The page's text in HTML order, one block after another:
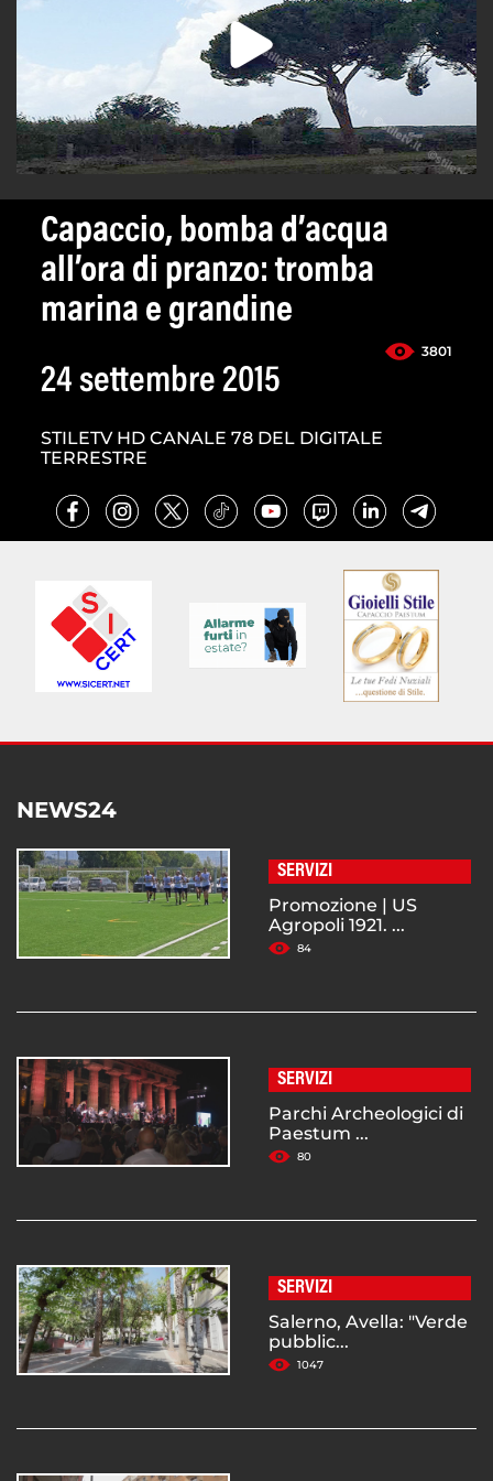
Capaccio, bomba d’acqua
all’ora di pranzo: tromba
marina e grandine
3801
24 settembre 2015
STILETV HD CANALE 78 DEL DIGITALE
TERRESTRE
NEWS24
SERVIZI
Promozione | US
Agropoli 1921. ...
84
SERVIZI
Parchi Archeologici di
Paestum ...
80
SERVIZI
Salerno, Avella: "Verde
pubblic...
1047